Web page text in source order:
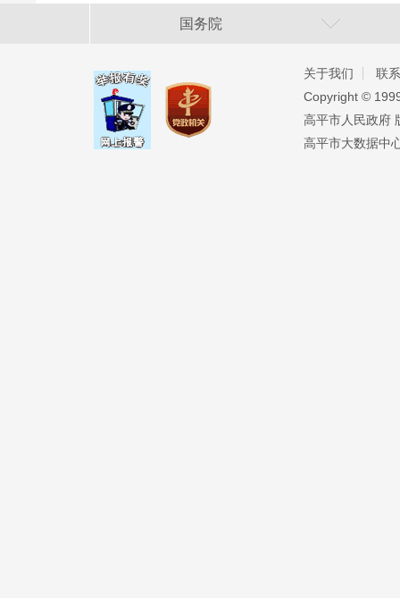
国务院
关于我们
联
Copyright ©️
高平市人民政府
高平市大数据